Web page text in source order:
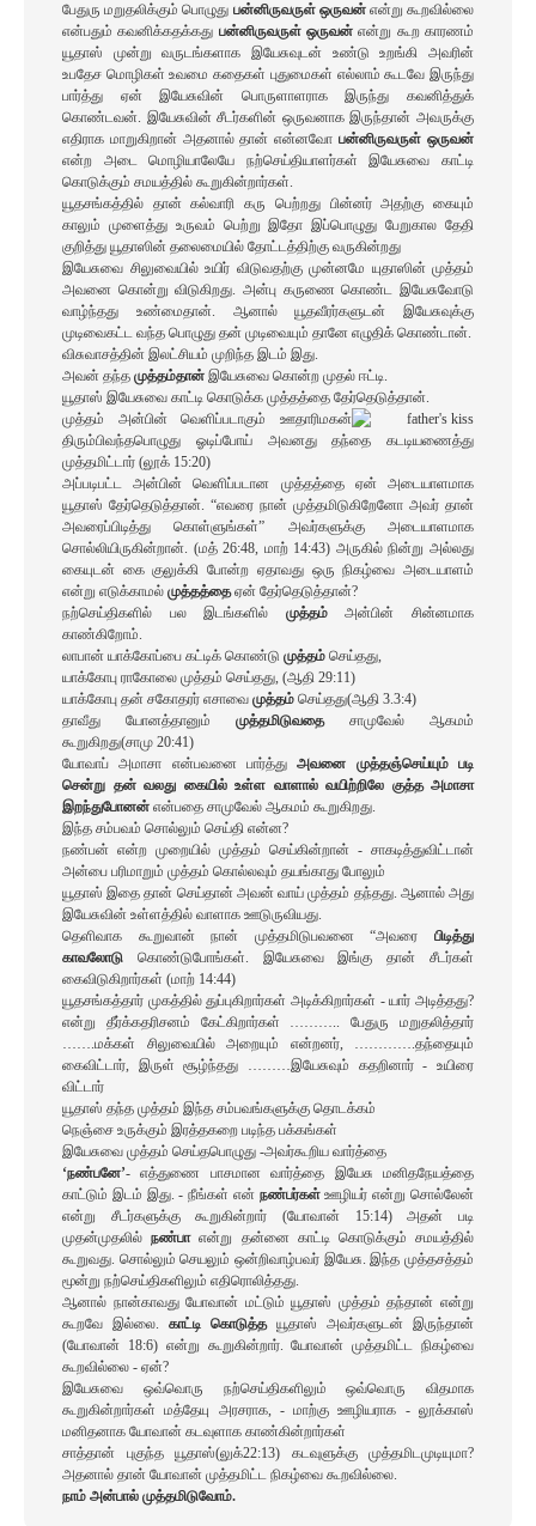
பேதுரு மறுதலிக்கும் பொழுது பன்னிருவருள் ஒருவன் என்று கூறவில்லை
என்பதும் கவனிக்கதக்கது பன்னிருவருள் ஒருவன்என்று கூற காரணம்
யூதாஸ் முன்று வருடங்களாக இயேசுவுடன் உண்டு உறங்கி அவரின்
உபதேச மொழிகள் உவமை கதைகள் புதுமைகள் எல்லாம் கூடவே இருந்து
பார்த்து ஏன் இயேசுவின் பொருளாளராக இருந்து கவனித்துக்
கொண்டவன். இயேசுவின் சீடர்களின் ஒருவனாக இருந்தான் அவருக்கு
எதிராக மாறுகிறான் அதனால் தான் என்னவோபன்னிருவருள் ஒருவன்
என்ற அடை மொழியாலேயே நற்செய்தியாளர்கள் இயேசுவை காட்டி
கொடுக்கும் சமயத்தில் கூறுகின்றார்கள்.
யூதசங்கத்தில் தான் கல்வாரி கரு பெற்றது பின்னர் அதற்கு கையும்
காலும் முளைத்து உருவம் பெற்று இதோ இப்பொழுது பேறுகால தேதி
குறித்து யூதாஸின் தலைமையில் தோட்டத்திற்கு வருகின்றது
இயேசுவை சிலுவையில் உயிர் விடுவதற்கு முன்னமே யுதாஸின் முத்தம்
அவனை கொன்று விடுகிறது. அன்பு கருணை கொண்ட இயேசுவோடு
வாழ்ந்தது உண்மைதான். ஆனால் யூதவீரர்களுடன் இயேசுவுக்கு
முடிவைகட்ட வந்த பொழுது தன் முடிவையும் தானே எழுதிக் கொண்டான்.
விசுவாசத்தின் இலட்சியம் முறிந்த இடம் இது.
அவன் தந்த முத்தம்தான் இயேசுவை கொன்ற முதல் ஈட்டி.
யூதாஸ் இயேசுவை காட்டி கொடுக்க முத்தத்தை தேர்தெடுத்தான்.
முத்தம் அன்பின் வெளிப்படாகும் ஊதாரிமகன்
திரும்பிவந்தபொழுது ஓடிப்போய் அவனது தந்தை கடடியணைத்து
முத்தமிட்டார் (லூக் 15:20)
அப்படிபட்ட அன்பின் வெளிப்படான முத்தத்தை ஏன் அடையாளமாக
யூதாஸ் தேர்தெடுத்தான். “எவரை நான் முத்தமிடுகிறேனோ அவர் தான்
அவரைப்பிடித்து கொள்ளுங்கள்” அவர்களுக்கு அடையாளமாக
சொல்லியிருகின்றான். (மத் 26:48, மாற் 14:43) அருகில் நின்று அல்லது
கையுடன் கை குலுக்கி போன்ற ஏதாவது ஒரு நிகழ்வை அடையாளம்
என்று எடுக்காமல் முத்தத்தைஏன் தேர்தெடுத்தான்?
நற்செய்திகளில் பல இடங்களில் முத்தம்அன்பின் சின்னமாக
காண்கிறோம்.
லாபான் யாக்கோப்பை கட்டிக் கொண்டு முத்தம் செய்தது,
யாக்கோபு ராகோலை முத்தம் செய்தது, (ஆதி 29:11)
யாக்கோபு தன் சகோதரர் எசாவை முத்தம் செய்தது(ஆதி 3.3:4)
தாவீது யோனத்தானும் முத்தமிடுவதைசாமுவேல் ஆகமம்
கூறுகிறது(சாமு 20:41)
யோவாப் அமாசா என்பவனை பார்த்துஅவனை முத்தஞ்செய்யும் படி
சென்று தன் வலது கையில் உள்ள வாளால் வயிற்றிலே குத்த அமாசா
இறந்துபோனன் என்பதை சாமுவேல் ஆகமம் கூறுகிறது.
இந்த சம்பவம் சொல்லும் செய்தி என்ன?
நண்பன் என்ற முறையில் முத்தம் செய்கின்றான் - சாகடித்துவிட்டான்
அன்பை பரிமாறும் முத்தம் கொல்லவும் தயங்காது போலும்
யூதாஸ் இதை தான் செய்தான் அவன் வாய் முத்தம் தந்தது. ஆனால் அது
இயேசுவின் உள்ளத்தில் வாளாக ஊடுருவியது.
தெளிவாக கூறுவான் நான் முத்தமிடுபவனை “அவரை பிடித்து
காவலோடு கொண்டுபோங்கள். இயேசுவை இங்கு தான் சீடர்கள்
கைவிடுகிறார்கள் (மாற் 14:44)
யூதசங்கத்தார் முகத்தில் துப்புகிறார்கள் அடிக்கிறார்கள் - யார் அடித்தது?
என்று தீர்க்கதரிசனம் கேட்கிறார்கள் ……….. பேதுரு மறுதலித்தார்
…….மக்கள் சிலுவையில் அறையும் என்றனர், ………….தந்தையும்
கைவிட்டார், இருள் சூழ்ந்தது ………இயேசுவும் கதறினார் - உயிரை
விட்டார்
யூதாஸ் தந்த முத்தம் இந்த சம்பவங்களுக்கு தொடக்கம்
நெஞ்சை உருக்கும் இரத்தகறை படிந்த பக்கங்கள்
இயேசுவை முத்தம் செய்தபொழுது -அவர்கூறிய வார்த்தை
‘நண்பனே’- எத்துணை பாசமான வார்த்தை இயேசு மனிதநேயத்தை
காட்டும் இடம் இது. - நீங்கள் என் நண்பர்கள்ஊழியர் என்று சொல்லேன்
என்று சீடர்களுக்கு கூறுகின்றார் (யோவான் 15:14) அதன் படி
முதன்முதலில் நண்பாஎன்று தன்னை காட்டி கொடுக்கும் சமயத்தில்
கூறுவது. சொல்லும் செயலும் ஒன்றிவாழ்பவர் இயேசு. இந்த முத்தசத்தம்
மூன்று நற்செய்திகளிலும் எதிரொலித்தது.
ஆனால் நான்காவது யோவான் மட்டும் யூதாஸ் முத்தம் தந்தான் என்று
கூறவே இல்லை. காட்டி கொடுத்த யூதாஸ் அவர்களுடன் இருந்தான்
(யோவான் 18:6) என்று கூறுகின்றார். யோவான் முத்தமிட்ட நிகழ்வை
கூறவில்லை - ஏன்?
இயேசுவை ஒவ்வொரு நற்செய்திகளிலும் ஒவ்வொரு விதமாக
கூறுகின்றார்கள் மத்தேயு அரசராக, - மாற்கு ஊழியராக - லூக்காஸ்
மனிதனாக யோவான் கடவுளாக காண்கின்றார்கள்
சாத்தான் புகுந்த யூதாஸ்(லுக்22:13) கடவுளுக்கு முத்தமிடமுடியுமா?
அதனால் தான் யோவான் முத்தமிட்ட நிகழ்வை கூறவில்லை.
நாம் அன்பால் முத்தமிடுவோம்.